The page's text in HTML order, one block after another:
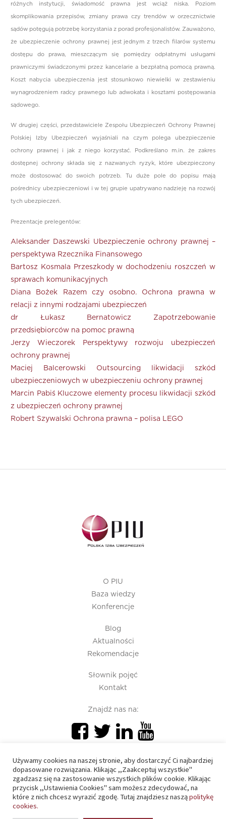
różnych instytucji, świadomość prawna jest wciąż niska. Poziom
skomplikowania przepisów, zmiany prawa czy trendów w orzecznictwie
sądów potęgują potrzebę korzystania z porad profesjonalistów. Zauważono,
że ubezpieczenie ochrony prawnej jest jednym z trzech filarów systemu
dostępu do prawa, mieszczącym się pomiędzy odpłatnymi usługami
prawniczymi świadczonymi przez kancelarie a bezpłatną pomocą prawną.
Koszt nabycia ubezpieczenia jest stosunkowo niewielki w zestawieniu
wynagrodzeniem radcy prawnego lub adwokata i kosztami postępowania
sądowego.
W drugiej części, przedstawiciele Zespołu Ubezpieczeń Ochrony Prawnej
Polskiej Izby Ubezpieczeń wyjaśniali na czym polega ubezpieczenie
ochrony prawnej i jak z niego korzystać. Podkreślano m.in. że zakres
dostępnej ochrony składa się z nazwanych ryzyk, które ubezpieczony
może dostosować do swoich potrzeb. Tu duże pole do popisu mają
pośrednicy ubezpieczeniowi i w tej grupie upatrywano nadzieję na rozwój
tych ubezpieczeń.
Prezentacje prelegentów:
Aleksander Daszewski Ubezpieczenie ochrony prawnej –
perspektywa Rzecznika Finansowego
Bartosz Kosmala Przeszkody w dochodzeniu roszczeń w
sprawach komunikacyjnych
Diana Bożek Razem czy osobno. Ochrona prawna w
relacji z innymi rodzajami ubezpieczeń
dr Łukasz Bernatowicz Zapotrzebowanie
przedsiębiorców na pomoc prawną
Jerzy Wieczorek Perspektywy rozwoju ubezpieczeń
ochrony prawnej
Maciej Balcerowski Outsourcing likwidacji szkód
ubezpieczeniowych w ubezpieczeniu ochrony prawnej
Marcin Pabiś Kluczowe elementy procesu likwidacji szkód
z ubezpieczeń ochrony prawnej
Robert Szywalski Ochrona prawna – polisa LEGO
O PIU
Baza wiedzy
Konferencje
Blog
Aktualności
Rekomendacje
Słownik pojęć
Kontakt
Znajdź nas na:
PIU 2020 © All right reserved
Używamy cookies na naszej stronie, aby dostarczyć Ci najbardziej
dopasowane rozwiązania. Klikając ,,Zaakceptuj wszystkie"
zgadzasz się na zastosowanie wszystkich plików cookie. Klikając
przycisk ,,Ustawienia Cookies" sam możesz zdecydować, na
które z nich chcesz wyrazić zgodę. Tutaj znajdziesz nasząpolitykę
cookies.